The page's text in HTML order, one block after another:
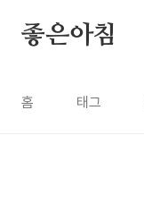
좋은아침
홈 태그